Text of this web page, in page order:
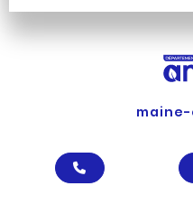
APPELER LE